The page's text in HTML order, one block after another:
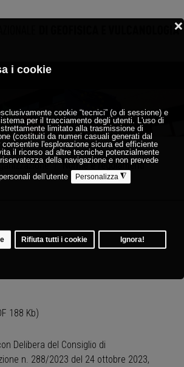
Norme e regolamenti
188 Kb)
Delibera del Consiglio di
n. 288/2023 del 24 ottobre 2023,